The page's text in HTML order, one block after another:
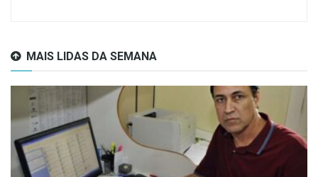
MAIS LIDAS DA SEMANA